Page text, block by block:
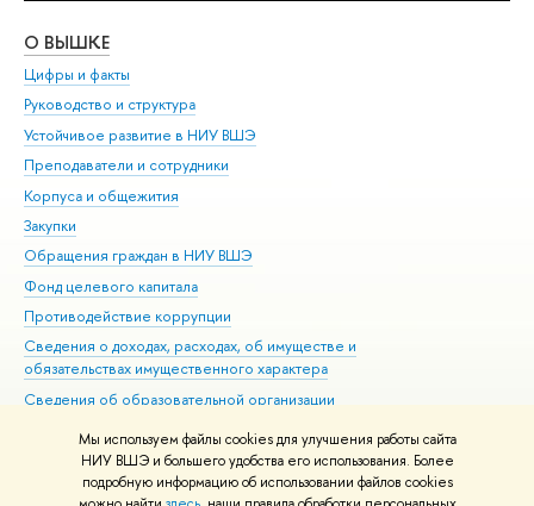
Мы используем файлы cookies для улучшения работы сайта
НИУ ВШЭ и большего удобства его использования. Более
подробную информацию об использовании файлов cookies
О ВЫШКЕ
Цифры и факты
Руководство и структура
Устойчивое развитие в НИУ ВШЭ
Преподаватели и сотрудники
Корпуса и общежития
Закупки
Обращения граждан в НИУ ВШЭ
Фонд целевого капитала
Противодействие коррупции
Сведения о доходах, расходах, об имуществе и
обязательствах имущественного характера
Сведения об образовательной организации
Людям с ограниченными возможностями здоровья
Единая платежная страница
Работа в Вышке